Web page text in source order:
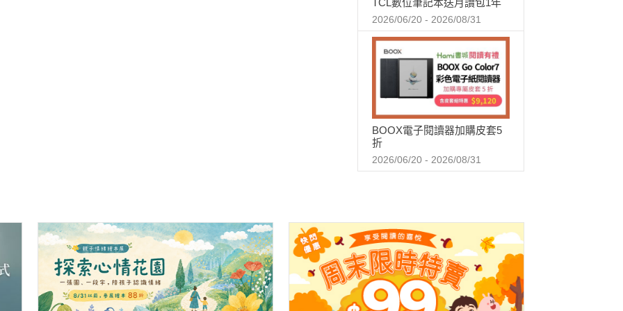
2026/06/20 - 2026/08/31
BOOX電子閱讀器加購皮套5
折
2026/06/20 - 2026/08/31